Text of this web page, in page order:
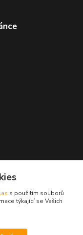
s použitím souborů
týkající se Vašich